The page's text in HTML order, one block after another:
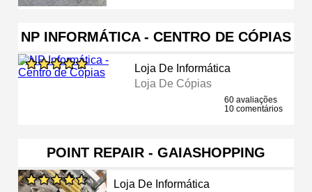
NP INFORMÁTICA - CENTRO DE CÓPIAS
Loja De Informática
Loja De Cópias
60 avaliações
10 comentários
POINT REPAIR - GAIASHOPPING
Loja De Informática